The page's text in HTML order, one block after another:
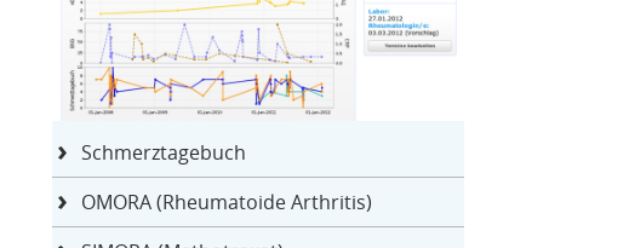
Schmerztagebuch
OMORA (Rheumatoide Arthritis)